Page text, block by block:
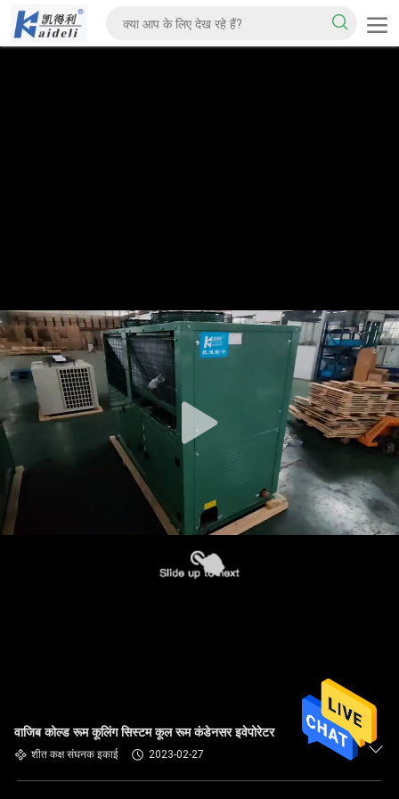
वाजिब कोल्ड रूम कूलिंग सिस्टम कूल रूम कंडेनसर इवेपोरेटर
शीत कक्ष संघनक इकाई 2023-02-27